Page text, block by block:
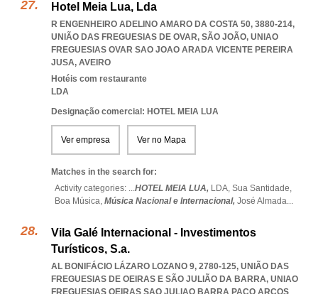
Hotel Meia Lua, Lda
R ENGENHEIRO ADELINO AMARO DA COSTA 50, 3880-214,
UNIÃO DAS FREGUESIAS DE OVAR, SÃO JOÃO, UNIAO
FREGUESIAS OVAR SAO JOAO ARADA VICENTE PEREIRA
JUSA, AVEIRO
Hotéis com restaurante
LDA
Designação comercial: HOTEL MEIA LUA
Ver empresa Ver no Mapa
Matches in the search for:
Activity categories: ...HOTEL MEIA LUA, LDA, Sua Santidade,
Boa Música, Música Nacional e Internacional, José Almada...
Vila Galé Internacional - Investimentos
Turísticos, S.a.
AL BONIFÁCIO LÁZARO LOZANO 9, 2780-125, UNIÃO DAS
FREGUESIAS DE OEIRAS E SÃO JULIÃO DA BARRA, UNIAO
FREGUESIAS OEIRAS SAO JULIAO BARRA PACO ARCOS